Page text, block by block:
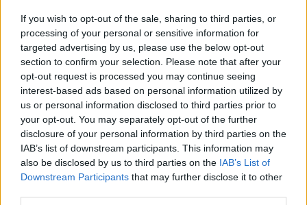
If you wish to opt-out of the sale, sharing to third parties, or
processing of your personal or sensitive information for
targeted advertising by us, please use the below opt-out
section to confirm your selection. Please note that after your
opt-out request is processed you may continue seeing
interest-based ads based on personal information utilized by
us or personal information disclosed to third parties prior to
your opt-out. You may separately opt-out of the further
disclosure of your personal information by third parties on the
IAB’s list of downstream participants. This information may
also be disclosed by us to third parties on the IAB’s List of
Downstream Participants that may further disclose it to other
προτεραιότητα. Γι’ αυτό έχουμε ήδη
προχωρήσει μια σειρά από παρεμβάσεις,
θωρακίζοντας τους πολίτες απέναντι σε ένα
εισαγόμενο και δυναμικό φαινόμενο.
Στηρίζουμε άμεσα τα εισοδήματά τους, με την
τέταρτη επερχόμενη αύξηση του κατώτατου
μισθού τον ερχόμενο Απρίλιο, την αύξηση των
μισθών των δημοσίων υπαλλήλων, την αύξηση
των συντάξεων και μειώσεις φόρων και